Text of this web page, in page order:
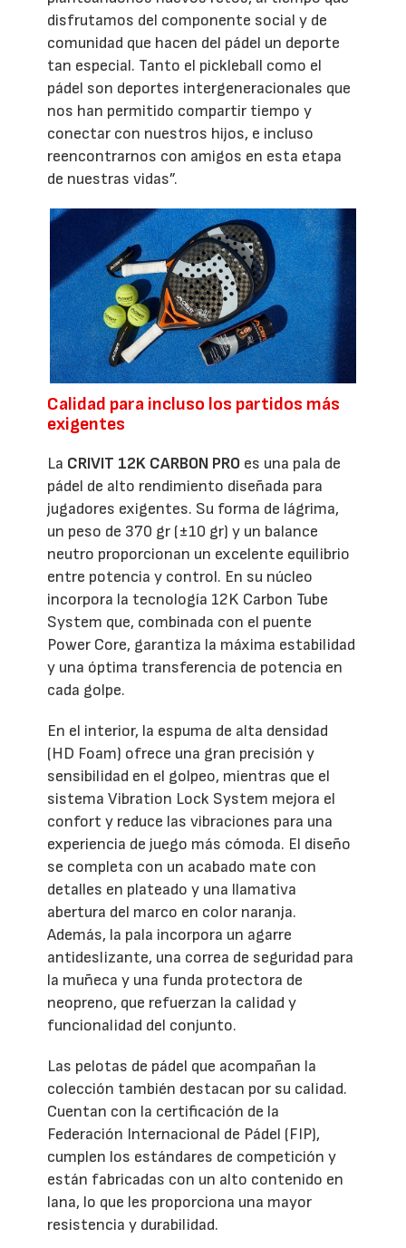
disfrutamos del componente social y de
comunidad que hacen del pádel un deporte
tan especial. Tanto el pickleball como el
pádel son deportes intergeneracionales que
nos han permitido compartir tiempo y
conectar con nuestros hijos, e incluso
reencontrarnos con amigos en esta etapa
de nuestras vidas”.
Calidad para incluso los partidos más
exigentes
La CRIVIT 12K CARBON PRO es una pala de
pádel de alto rendimiento diseñada para
jugadores exigentes. Su forma de lágrima,
un peso de 370 gr (±10 gr) y un balance
neutro proporcionan un excelente equilibrio
entre potencia y control. En su núcleo
incorpora la tecnología 12K Carbon Tube
System que, combinada con el puente
Power Core, garantiza la máxima estabilidad
y una óptima transferencia de potencia en
cada golpe.
En el interior, la espuma de alta densidad
(HD Foam) ofrece una gran precisión y
sensibilidad en el golpeo, mientras que el
sistema Vibration Lock System mejora el
confort y reduce las vibraciones para una
experiencia de juego más cómoda. El diseño
se completa con un acabado mate con
detalles en plateado y una llamativa
abertura del marco en color naranja.
Además, la pala incorpora un agarre
antideslizante, una correa de seguridad para
la muñeca y una funda protectora de
neopreno, que refuerzan la calidad y
funcionalidad del conjunto.
Las pelotas de pádel que acompañan la
colección también destacan por su calidad.
Cuentan con la certificación de la
Federación Internacional de Pádel (FIP),
cumplen los estándares de competición y
están fabricadas con un alto contenido en
lana, lo que les proporciona una mayor
resistencia y durabilidad.